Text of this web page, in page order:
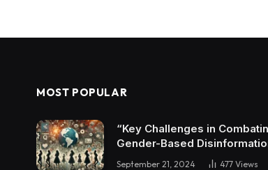
MOST POPULAR
“Key Challenges in
Gender-Based
September 21, 2024 477 Views